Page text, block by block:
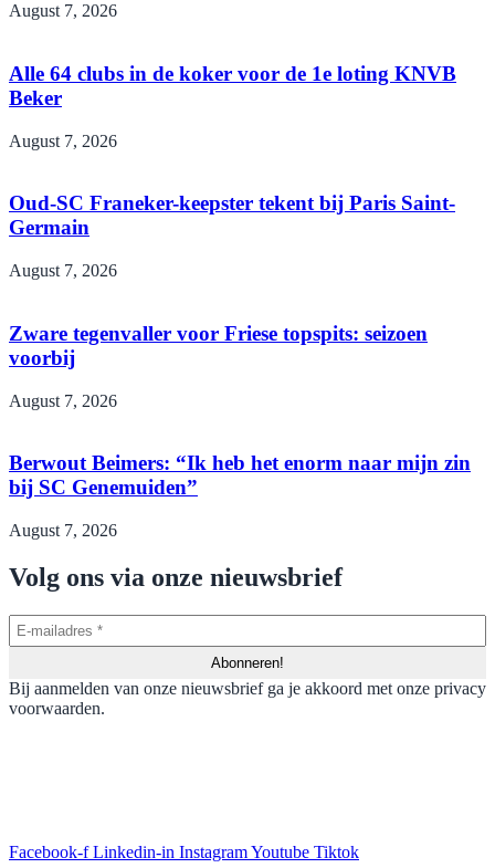
August 7, 2026
Alle 64 clubs in de koker voor de 1e loting KNVB
Beker
August 7, 2026
Oud-SC Franeker-keepster tekent bij Paris Saint-
Germain
August 7, 2026
Zware tegenvaller voor Friese topspits: seizoen
voorbij
August 7, 2026
Berwout Beimers: “Ik heb het enorm naar mijn zin
bij SC Genemuiden”
August 7, 2026
Volg ons via onze nieuwsbrief
Bij aanmelden van onze nieuwsbrief ga je akkoord met onze privacy
voorwaarden.
Facebook-f Linkedin-in InstagramYoutube Tiktok